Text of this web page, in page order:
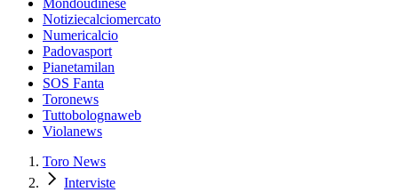
Mondoudinese
Notiziecalciomercato
Numericalcio
Padovasport
Pianetamilan
SOS Fanta
Toronews
Tuttobolognaweb
Violanews
Toro News
Interviste